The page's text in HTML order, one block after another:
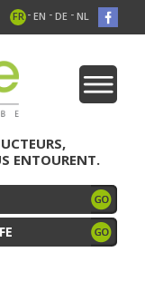
FR - EN - DE - NL
ENTOURENT.